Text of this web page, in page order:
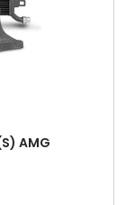
AMG